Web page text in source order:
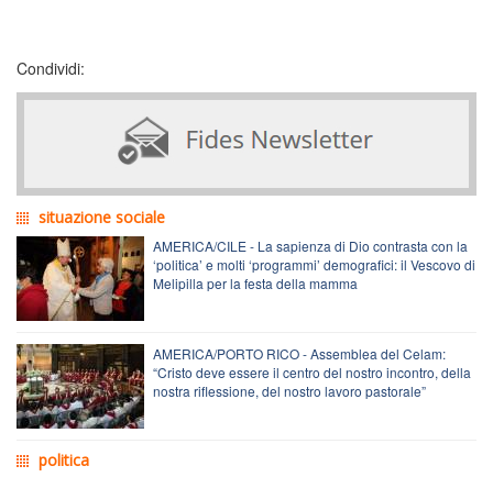
Condividi:
situazione sociale
AMERICA/CILE - La sapienza di Dio contrasta con la
‘politica’ e molti ‘programmi’ demografici: il Vescovo di
Melipilla per la festa della mamma
AMERICA/PORTO RICO - Assemblea del Celam:
“Cristo deve essere il centro del nostro incontro, della
nostra riflessione, del nostro lavoro pastorale”
politica